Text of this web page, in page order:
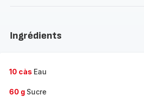
gamme
Ingrédients
10 càs Eau
60 g Sucre